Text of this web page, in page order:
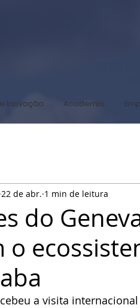
Inovação Academia
do
o
22 de abr. 1 min de leitura
a visita